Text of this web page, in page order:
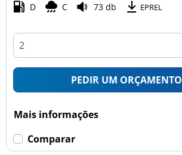
D C 73 db EPREL
PEDIR UM ORÇAMENTO
Mais informações
Comparar